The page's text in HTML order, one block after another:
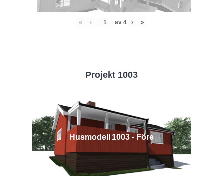
« ‹ av 4 › »
Projekt 1003
Husmodell 1003 - Före